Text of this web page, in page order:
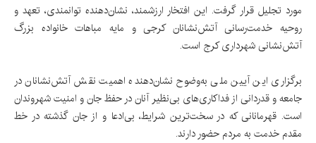
مورد تجلیل قرار گرفت. این افتخار ارزشمند، نشان‌دهنده توانمندی، تعهد و
روحیه خدمت‌رسانی آتش‌نشانان کرجی و مایه مباهات خانواده بزرگ
آتش‌نشانی شهرداری کرج است.
برگزاری این آیین ملی به‌وضوح نشان‌دهنده اهمیت نقش آتش‌نشانان در
جامعه و قدردانی از فداکاری‌های بی‌نظیر آنان در حفظ جان و امنیت شهروندان
است. قهرمانانی که در سخت‌ترین شرایط، بی‌ادعا و از جان گذشته در خط
مقدم خدمت به مردم حضور دارند.